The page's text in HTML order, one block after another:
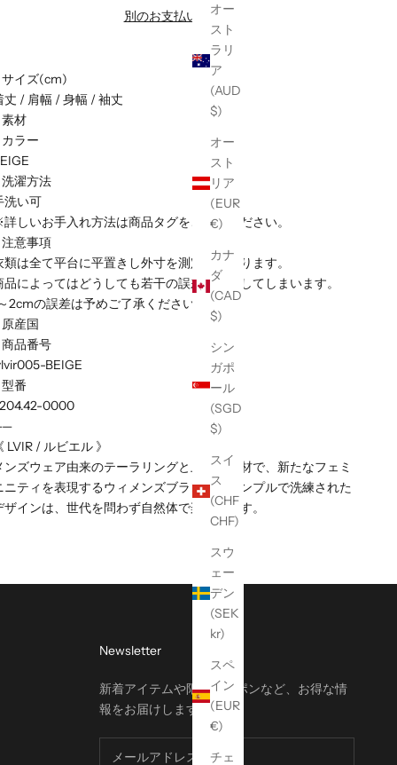
オー
スト
ラリ
ア
(AUD
$)
オー
スト
リア
(EUR
€)
カナ
ダ
(CAD
$)
シン
ガポ
ール
(SGD
$)
スイ
ス
(CHF
CHF)
スウ
ェー
デン
(SEK
kr)
スペ
イン
(EUR
€)
チェ
別のお支払い方法
サイズ(cm)
丈 / 肩幅 / 身幅 / 袖丈
材
ラー
濯方法
洗い可
しいお手入れ方法は商品タグをご参照ください。
意事項
類は全て平台に平置きし外寸を測定しております。
品によってはどうしても若干の誤差が発生してしまいます。
2cmの誤差は予めご了承ください。
産国
品番号
BEIGE
番
0000
LVIR / ルビエル 》
ンズウェア由来のテーラリングと上質な素材で、新たなフェミ
ニティを表現するウィメンズブランド。シンプルで洗練された
ザインは、世代を問わず自然体で楽しめます。
Newsletter
新着アイテムや限定クーポンなど、お得な情
報をお届けします。